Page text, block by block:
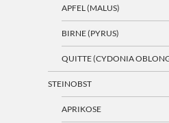
APFEL (MALUS)
BIRNE (PYRUS)
QUITTE (CYDONIA
STEINOBST
APRIKOSE